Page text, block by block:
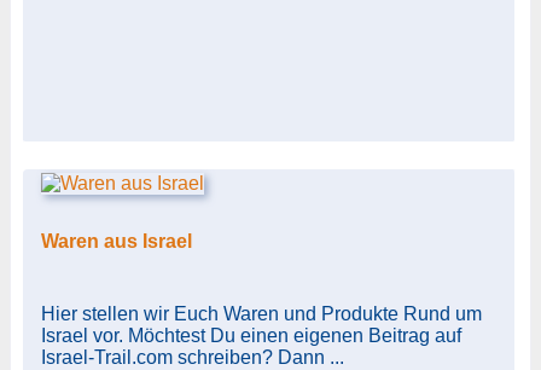
Waren aus Israel
Hier stellen wir Euch Waren und Produkte Rund um
Israel vor. Möchtest Du einen eigenen Beitrag auf
Israel-Trail.com schreiben? Dann ...